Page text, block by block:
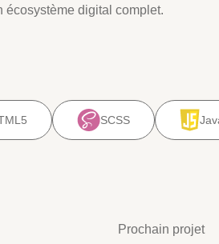
écosystème digital complet.
SCSS
Prochain projet